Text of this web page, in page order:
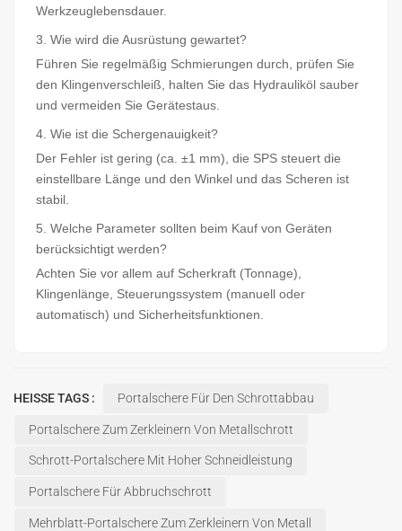
Werkzeuglebensdauer.
3. Wie wird die Ausrüstung gewartet?
Führen Sie regelmäßig Schmierungen durch, prüfen Sie
den Klingenverschleiß, halten Sie das Hydrauliköl sauber
und vermeiden Sie Gerätestaus.
4. Wie ist die Schergenauigkeit?
Der Fehler ist gering (ca. ±1 mm), die SPS steuert die
einstellbare Länge und den Winkel und das Scheren ist
stabil.
5. Welche Parameter sollten beim Kauf von Geräten
berücksichtigt werden?
Achten Sie vor allem auf Scherkraft (Tonnage),
Klingenlänge, Steuerungssystem (manuell oder
automatisch) und Sicherheitsfunktionen.
HEISSE TAGS : Portalschere Für Den Schrottabbau
Portalschere Zum Zerkleinern Von Metallschrott
Schrott-Portalschere Mit Hoher Schneidleistung
Portalschere Für Abbruchschrott
Mehrblatt-Portalschere Zum Zerkleinern Von Metall